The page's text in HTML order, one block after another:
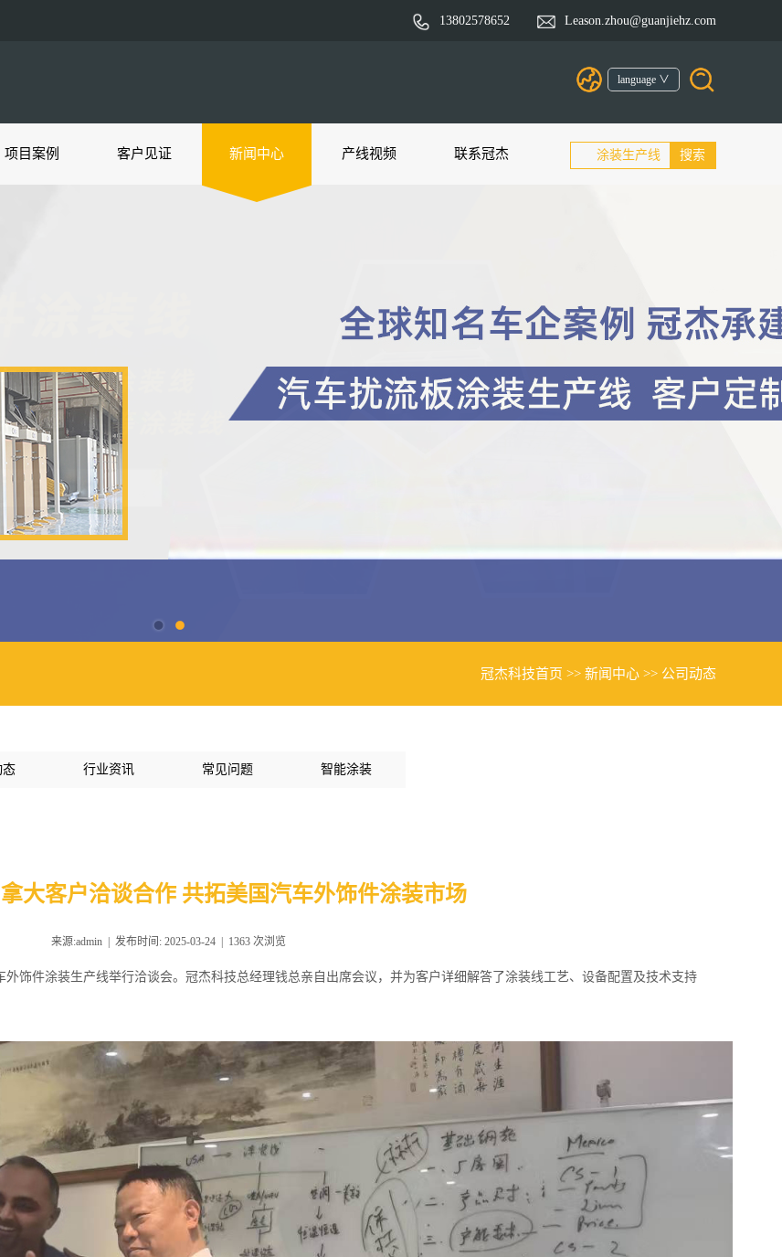
13802578652 Leason.zhou@guanjiehz.com
language ∨
项目案例 客户见证 新闻中心 产线视频 联系冠杰
冠杰科技首页 >> 新闻中心 >> 公司动态
态 行业资讯 常见问题 智能涂装
大客户洽谈合作 共拓美国汽车外饰件涂装市场
来源:admin | 发布时间: 2025-03-24 | 1363 次浏览
外饰件涂装生产线举行洽谈会。冠杰科技总经理钱总亲自出席会议，并为客户详细解答了涂装线工艺、设备配置及技术支持